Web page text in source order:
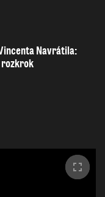
Navrátila:
rozkrok